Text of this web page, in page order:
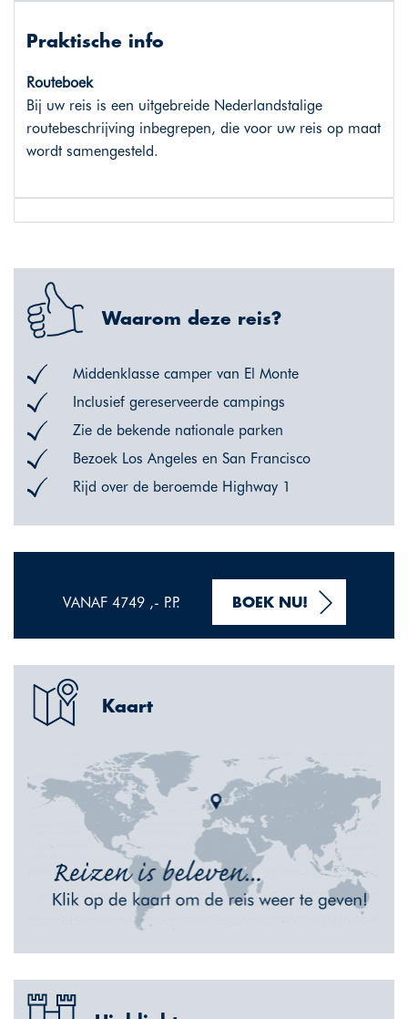
Praktische info
Routeboek
Bij uw reis is een uitgebreide Nederlandstalige
routebeschrijving inbegrepen, die voor uw reis op maat
wordt samengesteld.
Waarom deze reis?
Middenklasse camper van El Monte
Inclusief gereserveerde campings
Zie de bekende nationale parken
Bezoek Los Angeles en San Francisco
Rijd over de beroemde Highway 1
VANAF 4749 ,- P.P. BOEK NU!
Kaart